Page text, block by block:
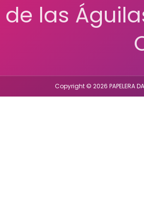
de las
Copyright © 2026 PAPELERA